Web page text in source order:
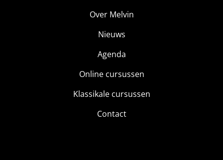
Over Melvin
Nieuws
Agenda
Online cursussen
Klassikale cursussen
Contact